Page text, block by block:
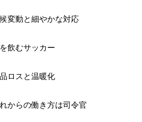
変動と細やかな対応
飲むサッカー
ロスと温暖化
からの働き方は司令官